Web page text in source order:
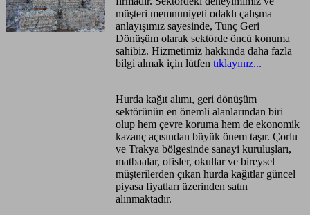
müşteri memnuniyeti odaklı çalışma
anlayışımız sayesinde, Tunç Geri
Dönüşüm olarak sektörde öncü konuma
sahibiz. Hizmetimiz hakkında daha fazla
bilgi almak için lütfentıklayınız...
Hurda kağıt alımı, geri dönüşüm
sektörünün en önemli alanlarından biri
olup hem çevre koruma hem de ekonomik
kazanç açısından büyük önem taşır. Çorlu
ve Trakya bölgesinde sanayi kuruluşları,
matbaalar, ofisler, okullar ve bireysel
müşterilerden çıkan hurda kağıtlar güncel
piyasa fiyatları üzerinden satın
alınmaktadır.